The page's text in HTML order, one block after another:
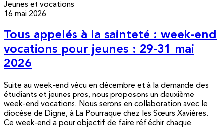
Jeunes et vocations
16 mai 2026
Tous appelés à la sainteté : week-end
vocations pour jeunes : 29-31 mai
2026
Suite au week-end vécu en décembre et à la demande des
étudiants et jeunes pros, nous proposons un deuxième
week-end vocations. Nous serons en collaboration avec le
diocèse de Digne, à La Pourraque chez les Sœurs Xavières.
Ce week-end a pour objectif de faire réfléchir chaque